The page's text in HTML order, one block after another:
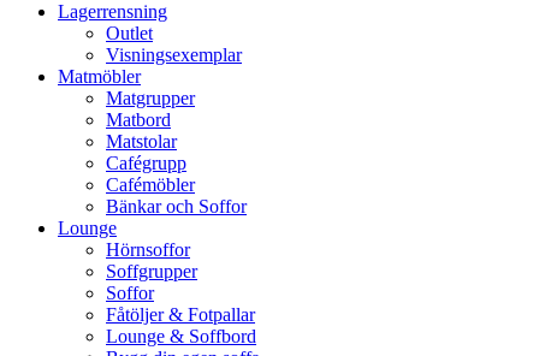
Lagerrensning
Outlet
Visningsexemplar
Matmöbler
Matgrupper
Matbord
Matstolar
Cafégrupp
Cafémöbler
Bänkar och Soffor
Lounge
Hörnsoffor
Soffgrupper
Soffor
Fåtöljer & Fotpallar
Lounge & Soffbord